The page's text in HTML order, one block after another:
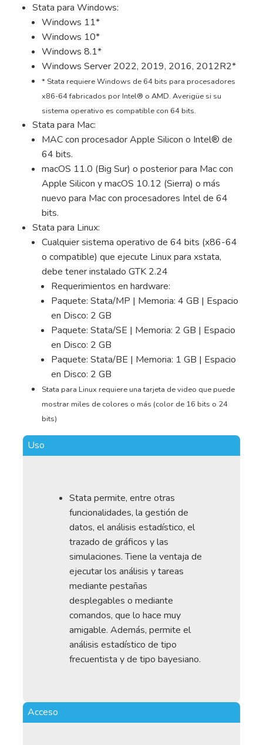
Stata para Windows:
Windows 11*
Windows 10*
Windows 8.1*
Windows Server 2022, 2019, 2016, 2012R2*
* Stata requiere Windows de 64 bits para procesadores
x86-64 fabricados por Intel® o AMD. Averigüe si su
sistema operativo es compatible con 64 bits.
Stata para Mac:
MAC con procesador Apple Silicon o Intel® de
64 bits.
macOS 11.0 (Big Sur) o posterior para Mac con
Apple Silicon y macOS 10.12 (Sierra) o más
nuevo para Mac con procesadores Intel de 64
bits.
Stata para Linux:
Cualquier sistema operativo de 64 bits (x86-64
o compatible) que ejecute Linux para xstata,
debe tener instalado GTK 2.24
Requerimientos en hardware:
Paquete: Stata/MP | Memoria: 4 GB | Espacio
en Disco: 2 GB
Paquete: Stata/SE | Memoria: 2 GB | Espacio
en Disco: 2 GB
Paquete: Stata/BE | Memoria: 1 GB | Espacio
en Disco: 2 GB
Stata para Linux requiere una tarjeta de video que puede
mostrar miles de colores o más (color de 16 bits o 24
bits)
Uso
Stata permite, entre otras
funcionalidades, la gestión de
datos, el análisis estadístico, el
trazado de gráficos y las
simulaciones. Tiene la ventaja de
ejecutar los análisis y tareas
mediante pestañas
desplegables o mediante
comandos, que lo hace muy
amigable. Además, permite el
análisis estadístico de tipo
frecuentista y de tipo bayesiano.
Acceso